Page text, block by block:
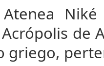
de
griego,